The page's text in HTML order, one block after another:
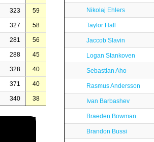
323 59
327 58
281 56
288 45
328 40
371 40
340 38
Nikolaj Ehlers
Taylor Hall
Jaccob Slavin
Logan Stankoven
Sebastian Aho
Rasmus Andersson
Ivan Barbashev
Braeden Bowman
Brandon Bussi